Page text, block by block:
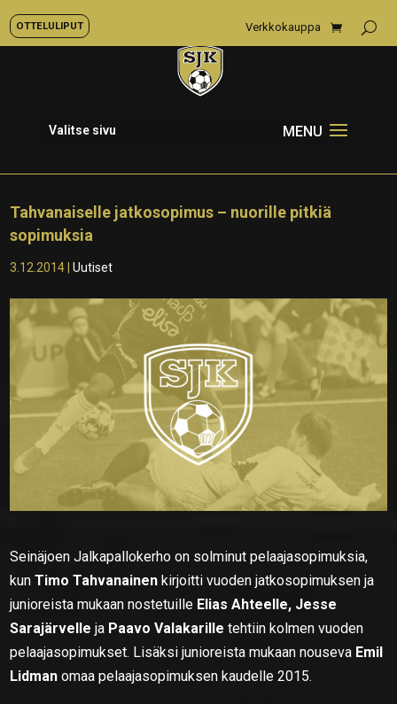
OTTELULIPUT Verkkokauppa
Valitse sivu
Tahvanaiselle jatkosopimus – nuorille pitkiä
sopimuksia
3.12.2014 |Uutiset
Seinäjoen Jalkapallokerho on solminut pelaajasopimuksia,
kunTimo Tahvanainen kirjoitti vuoden jatkosopimuksen ja
junioreista mukaan nostetuille Elias Ahteelle, Jesse
Sarajärvelle ja Paavo Valakarille tehtiin kolmen vuoden
pelaajasopimukset. Lisäksi junioreista mukaan nouseva Emil
Lidman omaa pelaajasopimuksen kaudelle 2015.